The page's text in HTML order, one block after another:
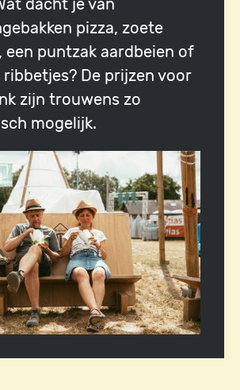
dacht je van
pizza, zoete
puntzak aardbeien of
De prijzen voor
zijn trouwens zo
mogelijk.